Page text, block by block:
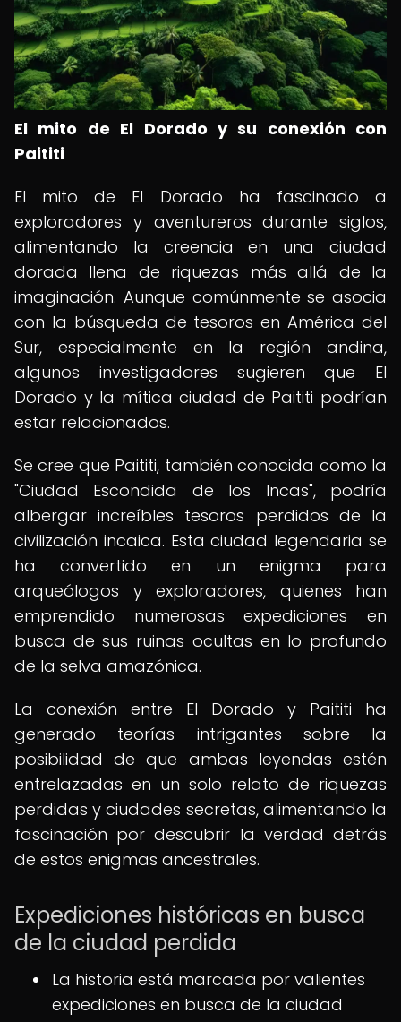
El mito de El Dorado y su conexión con
Paititi
El mito de El Dorado ha fascinado a
exploradores y aventureros durante siglos,
alimentando la creencia en una ciudad
dorada llena de riquezas más allá de la
imaginación. Aunque comúnmente se asocia
con la búsqueda de tesoros en América del
Sur, especialmente en la región andina,
algunos investigadores sugieren que El
Dorado y la mítica ciudad de Paititi podrían
estar relacionados.
Se cree que Paititi, también conocida como la
"Ciudad Escondida de los Incas", podría
albergar increíbles tesoros perdidos de la
civilización incaica. Esta ciudad legendaria se
ha convertido en un enigma para
arqueólogos y exploradores, quienes han
emprendido numerosas expediciones en
busca de sus ruinas ocultas en lo profundo
de la selva amazónica.
La conexión entre El Dorado y Paititi ha
generado teorías intrigantes sobre la
posibilidad de que ambas leyendas estén
entrelazadas en un solo relato de riquezas
perdidas y ciudades secretas, alimentando la
fascinación por descubrir la verdad detrás
de estos enigmas ancestrales.
Expediciones históricas en busca
de la ciudad perdida
La historia está marcada por valientes
expediciones en busca de la ciudad